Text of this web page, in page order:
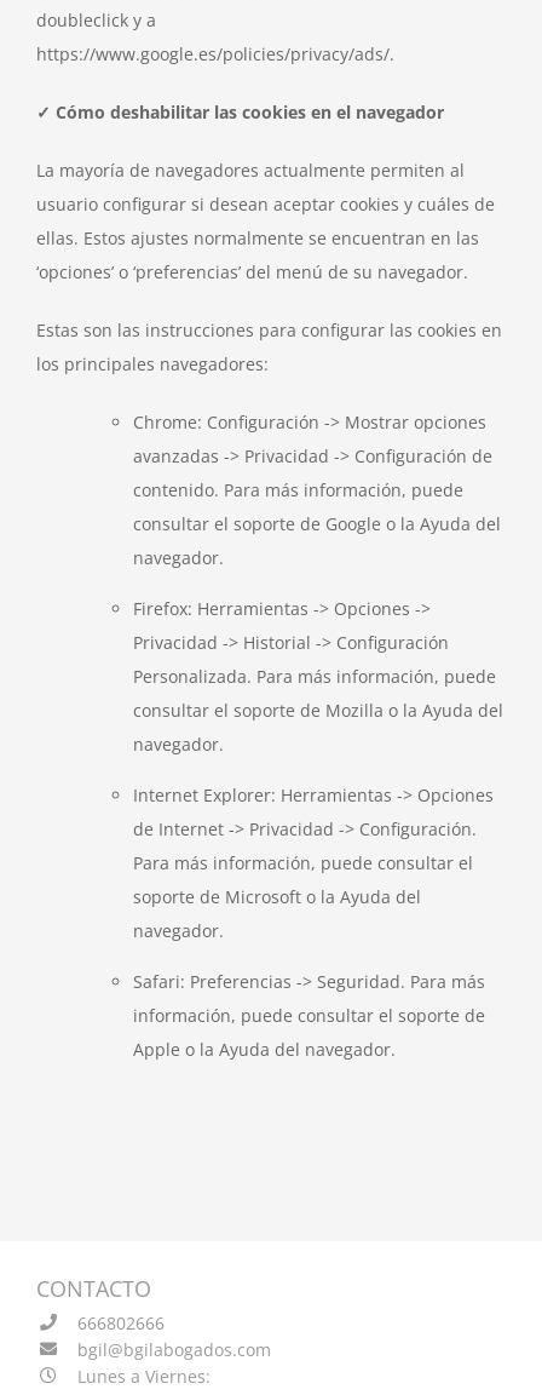
doubleclick y a
https://www.google.es/policies/privacy/ads/.
✓ Cómo deshabilitar las cookies en el navegador
La mayoría de navegadores actualmente permiten al
usuario configurar si desean aceptar cookies y cuáles de
ellas. Estos ajustes normalmente se encuentran en las
‘opciones’ o ‘preferencias’ del menú de su navegador.
Estas son las instrucciones para configurar las cookies en
los principales navegadores:
Chrome: Configuración -> Mostrar opciones
avanzadas -> Privacidad -> Configuración de
contenido. Para más información, puede
consultar el soporte de Google o la Ayuda del
navegador.
Firefox: Herramientas -> Opciones ->
Privacidad -> Historial -> Configuración
Personalizada. Para más información, puede
consultar el soporte de Mozilla o la Ayuda del
navegador.
Internet Explorer: Herramientas -> Opciones
de Internet -> Privacidad -> Configuración.
Para más información, puede consultar el
soporte de Microsoft o la Ayuda del
navegador.
Safari: Preferencias -> Seguridad. Para más
información, puede consultar el soporte de
Apple o la Ayuda del navegador.
CONTACTO
666802666
bgil@bgilabogados.com
Lunes a Viernes: